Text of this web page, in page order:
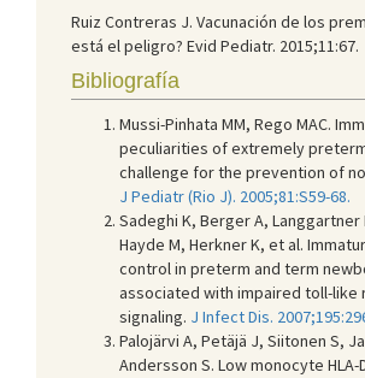
Ruiz Contreras J. Vacunación de los
está el peligro? Evid Pediatr. 2015;11:67.
Bibliografía
Mussi-Pinhata MM, Rego MAC.
peculiarities of extremely
challenge for the prevention of
J Pediatr (Rio J). 2005;81:S59-68.
Sadeghi K, Berger A, Langgartner
Hayde M, Herkner K, et al.
control in preterm and term
associated with impaired toll-like
signaling. J Infect Dis.
Palojärvi A, Petäjä J, Siitonen S,
Andersson S. Low monocyte HLA-